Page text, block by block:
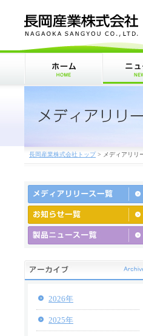
長岡産業株式会社トップ> メディアリリ
2026年
2025年